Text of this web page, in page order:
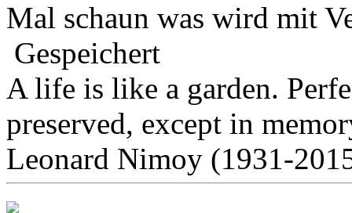
Mal schaun was wird mit
Gespeichert
A life is like a garden.
preserved, except in
Leonard Nimoy (1931-